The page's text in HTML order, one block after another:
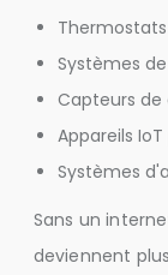
Systèmes
Capteurs
Appareils
Systèmes
Sans un
deviennent